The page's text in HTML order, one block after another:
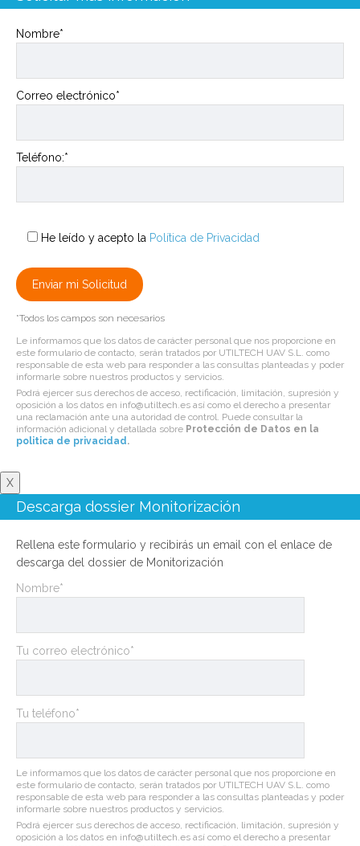
Nombre*
Correo electrónico*
Teléfono:*
He leído y acepto la Política de Privacidad
*Todos los campos son necesarios
Le informamos que los datos de carácter personal que nos proporcione en
este formulario de contacto, serán tratados por UTILTECH UAV S.L. como
responsable de esta web para responder a las consultas planteadas y poder
informarle sobre nuestros productos y servicios.
Podrá ejercer sus derechos de acceso, rectificación, limitación, supresión y
oposición a los datos en info@utiltech.es así como el derecho a presentar
una reclamación ante una autoridad de control. Puede consultar la
información adicional y detallada sobre Protección de Datos en la
politica de privacidad.
X
Descarga dossier Monitorización
Rellena este formulario y recibirás un email con el enlace de
descarga del dossier de Monitorización
Nombre*
Tu correo electrónico*
Tu teléfono*
Le informamos que los datos de carácter personal que nos proporcione en
este formulario de contacto, serán tratados por UTILTECH UAV S.L. como
responsable de esta web para responder a las consultas planteadas y poder
informarle sobre nuestros productos y servicios.
Podrá ejercer sus derechos de acceso, rectificación, limitación, supresión y
oposición a los datos en info@utiltech.es así como el derecho a presentar